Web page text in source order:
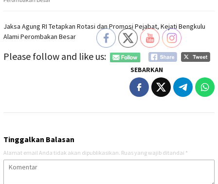
Jaksa Agung RI Tetapkan Rotasi dan Promosi Pejabat, Kejati Bengkulu
Alami Perombakan Besar
Please follow and like us:
SEBARKAN
Tinggalkan Balasan
Alamat email Anda tidak akan dipublikasikan. Ruas yang wajib ditandai *